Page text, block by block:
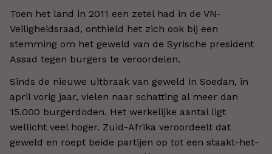
Toen het land in 2011 een zetel had in de VN-
Veiligheidsraad, onthield het zich ook bij een
stemming om het geweld van de Syrische president
Assad tegen burgers te veroordelen.
Sinds de nieuwe uitbraak van geweld in Soedan, in
april vorig jaar, vielen naar schatting al meer dan
15.000 burgerdoden. Het werkelijke aantal ligt
wellicht veel hoger. Zuid-Afrika veroordeelt dat
geweld en roept beide partijen op tot een staakt-het-